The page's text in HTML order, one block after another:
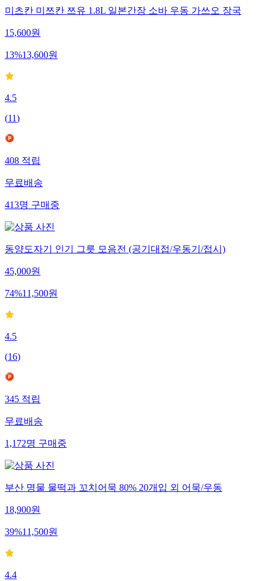
미츠칸 미쯔칸 쯔유 1.8L 일본간장 소바 우동 가쓰오 장국
15,600원
13%13,600원
4.5
(11)
408 적립
무료배송
413명 구매중
동양도자기 인기 그릇 모음전 (공기대접/우동기/접시)
45,000원
74%11,500원
4.5
(16)
345 적립
무료배송
1,172명 구매중
부산 명물 물떡과 꼬치어묵 80% 20개입 외 어묵/우동
18,900원
39%11,500원
4.4